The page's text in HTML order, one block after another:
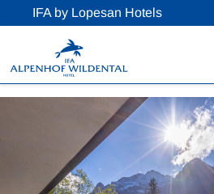
IFA by Lopesan Hotels